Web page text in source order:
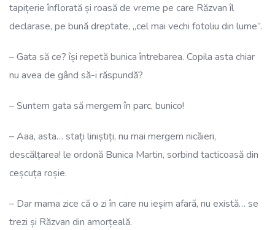
tapițerie înflorată și roasă de vreme pe care Răzvan îl
declarase, pe bună dreptate, „cel mai vechi fotoliu din lume”.
– Gata să ce? își repetă bunica întrebarea. Copila asta chiar
nu avea de gând să-i răspundă?
– Suntem gata să mergem în parc, bunico!
– Aaa, asta… stați liniștiți, nu mai mergem nicăieri,
descălțarea! le ordonă Bunica Martin, sorbind tacticoasă din
ceșcuța roșie.
– Dar mama zice că o zi în care nu ieșim afară, nu există… se
trezi și Răzvan din amorțeală.